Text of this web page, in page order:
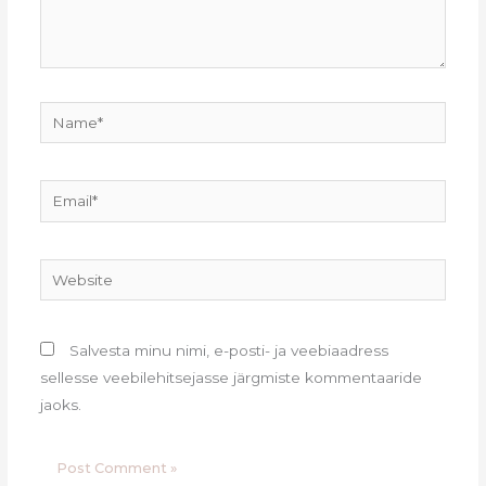
Email*
Website
Salvesta minu nimi, e-posti- ja veebiaadress
sellesse veebilehitsejasse järgmiste kommentaaride
jaoks.